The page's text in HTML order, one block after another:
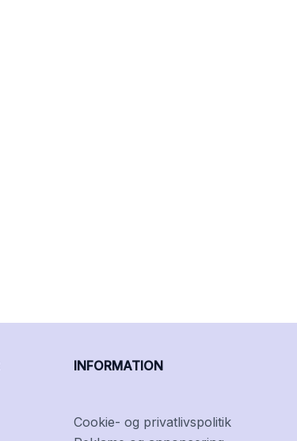
INFORMATION
Cookie- og privatlivspolitik